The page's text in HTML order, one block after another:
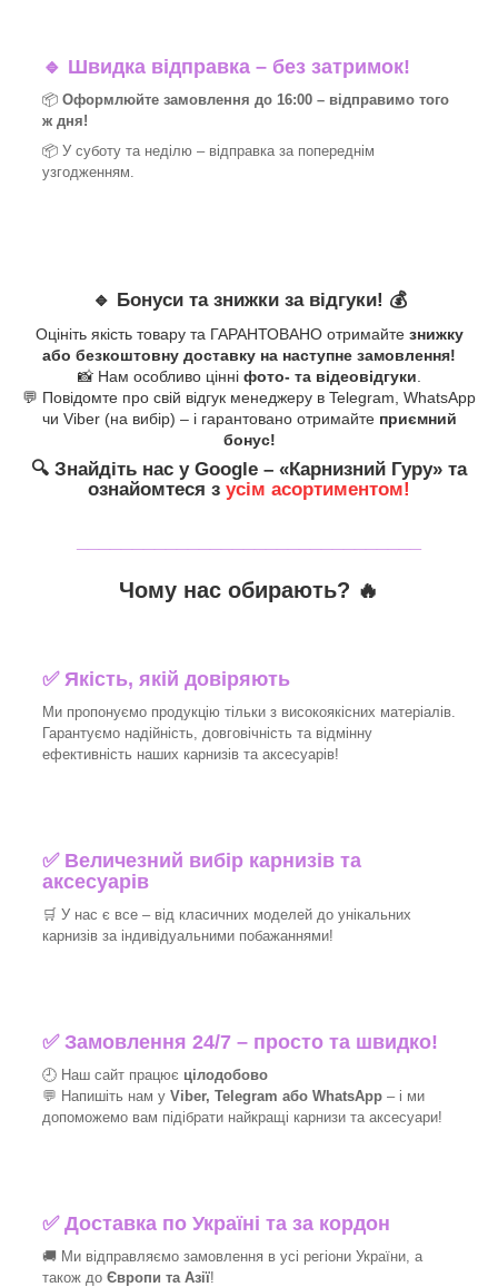
🔹 Швидка відправка – без затримок!
📦 Оформлюйте замовлення до 16:00 – відправимо того
ж дня!
📦 У суботу та неділю – відправка за попереднім
узгодженням.
🔹 Бонуси та знижки за відгуки! 💰
Оцініть якість товару та ГАРАНТОВАНО отримайте знижку
або безкоштовну доставку на наступне замовлення!
📸 Нам особливо цінні фото- та відеовідгуки.
💬 Повідомте про свій відгук менеджеру в Telegram, WhatsApp
чи Viber (на вибір) – і гарантовано отримайте приємний
бонус!
🔍 Знайдіть нас у Google – «Карнизний Гуру» та
ознайомтеся з усім асортиментом!
Чому нас обирають? 🔥
✅Якість, якій довіряють
Ми пропонуємо продукцію тільки з високоякісних матеріалів.
Гарантуємо надійність, довговічність та відмінну
ефективність наших карнизів та аксесуарів!
✅ Величезний вибір карнизів та
аксесуарів
🛒 У нас є все – від класичних моделей до унікальних
карнизів за індивідуальними побажаннями!
✅Замовлення 24/7 – просто та швидко!
🕘 Наш сайт працює цілодобово
💬 Напишіть нам у Viber, Telegram або WhatsApp – і ми
допоможемо вам підібрати найкращі карнизи та аксесуари!
✅Доставка по Україні та за кордон
🚚 Ми відправляємо замовлення в усі регіони України, а
також до Європи та Азії!